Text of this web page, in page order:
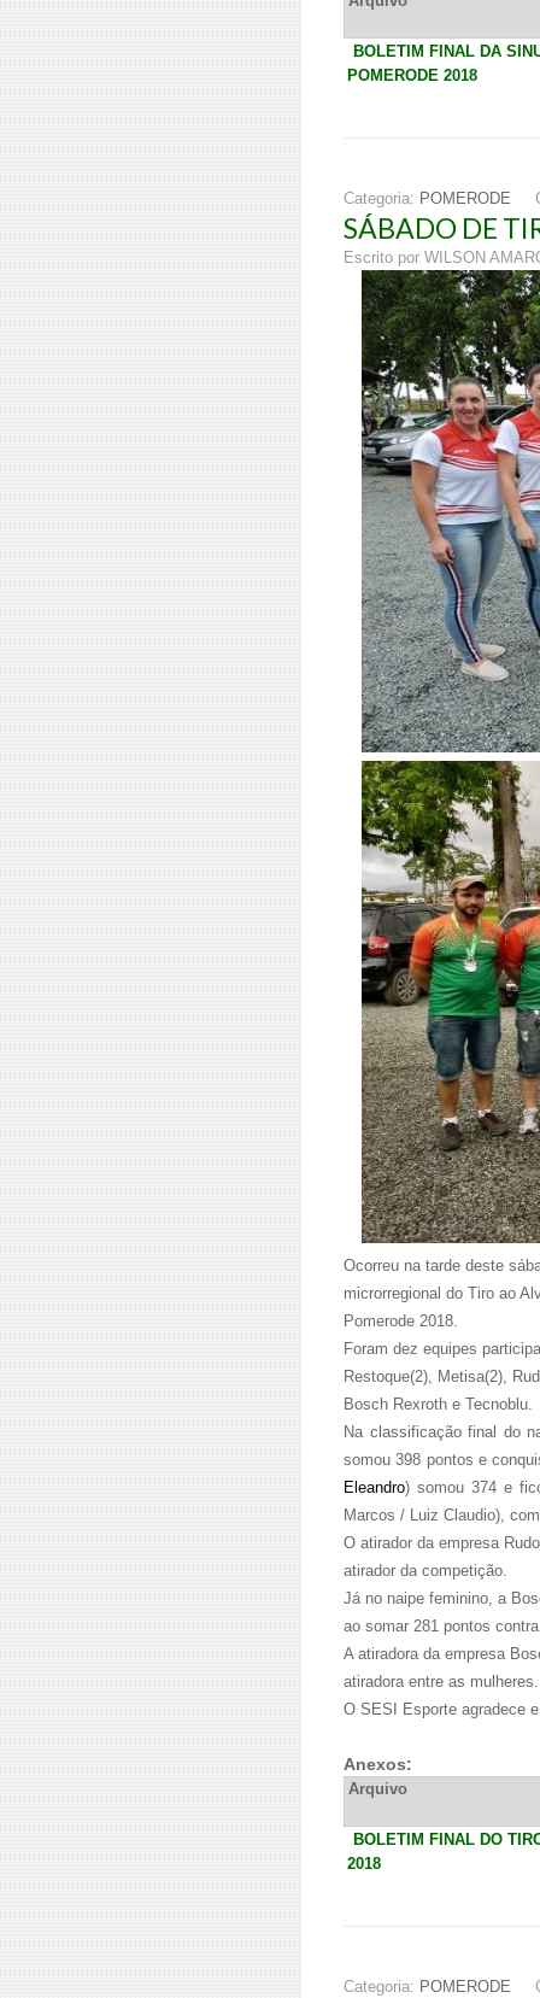
BOLETIM FINAL DA
POMERODE 2018
Categoria: POMERODE
SÁBADO DE
Escrito por WILSON
Ocorreu na tarde deste
microrregional do Tiro ao
Pomerode 2018.
Foram dez equipes
Restoque(2), Metisa(2),
Bosch Rexroth e Tecnoblu.
Na classificação final do
somou 398 pontos e
Eleandro) somou 374 e
Marcos / Luiz Claudio),
O atirador da empresa
atirador da competição.
Já no naipe feminino, a
ao somar 281 pontos
A atiradora da empresa
atiradora entre as mulheres.
O SESI Esporte agradece
Anexos:
Arquivo
BOLETIM FINAL DO
2018
Categoria: POMERODE